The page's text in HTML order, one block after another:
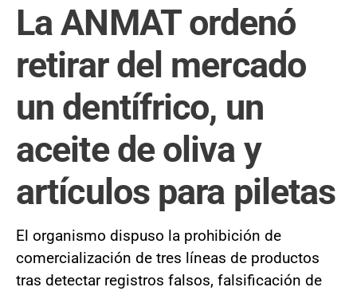
La ANMAT ordenó
retirar del mercado
un dentífrico, un
aceite de oliva y
artículos para piletas
El organismo dispuso la prohibición de
comercialización de tres líneas de productos
tras detectar registros falsos, falsificación de